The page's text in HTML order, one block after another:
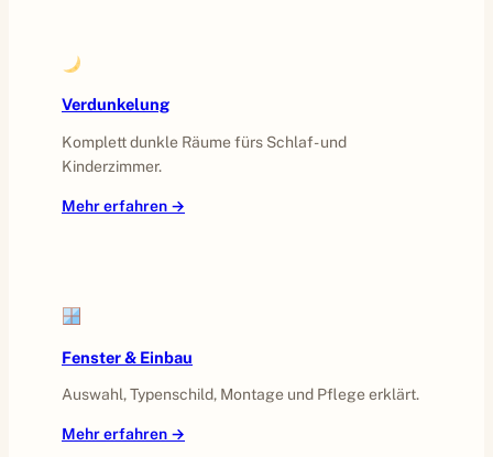
Verdunkelung
Komplett dunkle Räume fürs Schlaf- und
Kinderzimmer.
Mehr erfahren →
Fenster & Einbau
Auswahl, Typenschild, Montage und Pflege erklärt.
Mehr erfahren →